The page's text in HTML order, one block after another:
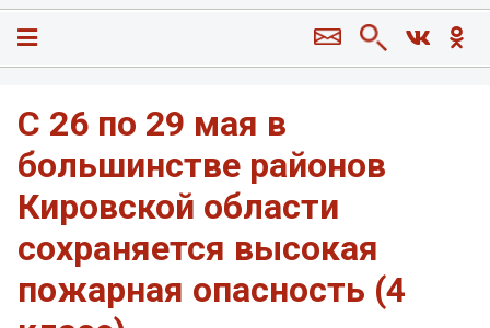
С 26 по 29 мая в
большинстве районов
Кировской области
сохраняется высокая
пожарная опасность (4